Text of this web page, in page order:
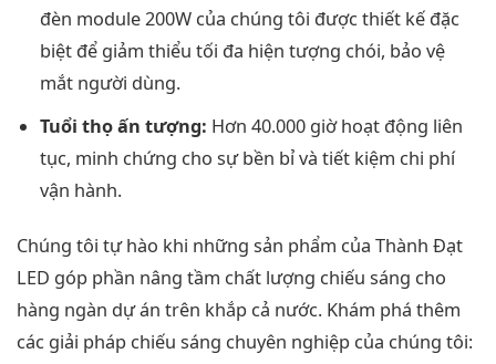
đèn module 200W của chúng tôi được thiết kế đặc
biệt để giảm thiểu tối đa hiện tượng chói, bảo vệ
mắt người dùng.
Tuổi thọ ấn tượng: Hơn 40.000 giờ hoạt động liên
tục, minh chứng cho sự bền bỉ và tiết kiệm chi phí
vận hành.
Chúng tôi tự hào khi những sản phẩm của Thành Đạt
LED góp phần nâng tầm chất lượng chiếu sáng cho
hàng ngàn dự án trên khắp cả nước. Khám phá thêm
các giải pháp chiếu sáng chuyên nghiệp của chúng tôi: